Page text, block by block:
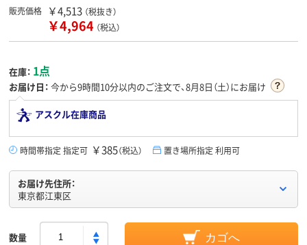
販売価格 ￥4,513 （税抜き）
￥4,964 （税込）
在庫： 1点
お届け日： 今から9時間10分以内のご注文で、8月8日（土）にお届け
アスクル在庫商品
時間帯指定 指定可 ￥385（税込） 置き場所指定 利用可
お届け先住所：
東京都江東区
数量 カゴへ